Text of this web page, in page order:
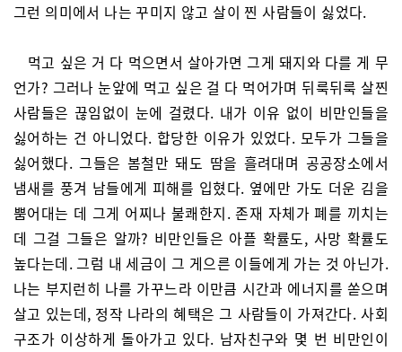
그런 의미에서 나는 꾸미지 않고 살이 찐 사람들이 싫었다.
먹고 싶은 거 다 먹으면서 살아가면 그게 돼지와 다를 게 무
언가? 그러나 눈앞에 먹고 싶은 걸 다 먹어가며 뒤룩뒤룩 살찐
사람들은 끊임없이 눈에 걸렸다. 내가 이유 없이 비만인들을
싫어하는 건 아니었다. 합당한 이유가 있었다. 모두가 그들을
싫어했다. 그들은 봄철만 돼도 땀을 흘려대며 공공장소에서
냄새를 풍겨 남들에게 피해를 입혔다. 옆에만 가도 더운 김을
뿜어대는 데 그게 어찌나 불쾌한지. 존재 자체가 폐를 끼치는
데 그걸 그들은 알까? 비만인들은 아플 확률도, 사망 확률도
높다는데. 그럼 내 세금이 그 게으른 이들에게 가는 것 아닌가.
나는 부지런히 나를 가꾸느라 이만큼 시간과 에너지를 쏟으며
살고 있는데, 정작 나라의 혜택은 그 사람들이 가져간다. 사회
구조가 이상하게 돌아가고 있다. 남자친구와 몇 번 비만인이